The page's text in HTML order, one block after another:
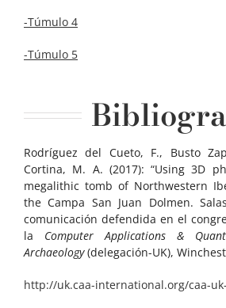
-Túmulo 4
-Túmulo 5
Rodríguez del Cueto, F., Busto
Cortina, M. A. (2017): “Using 3D
megalithic tomb of Northwestern
the Campa San Juan Dolmen.
comunicación defendida en el
la Computer Applications &
Archaeology(delegación-UK),
http://uk.caa-international.org/caa-